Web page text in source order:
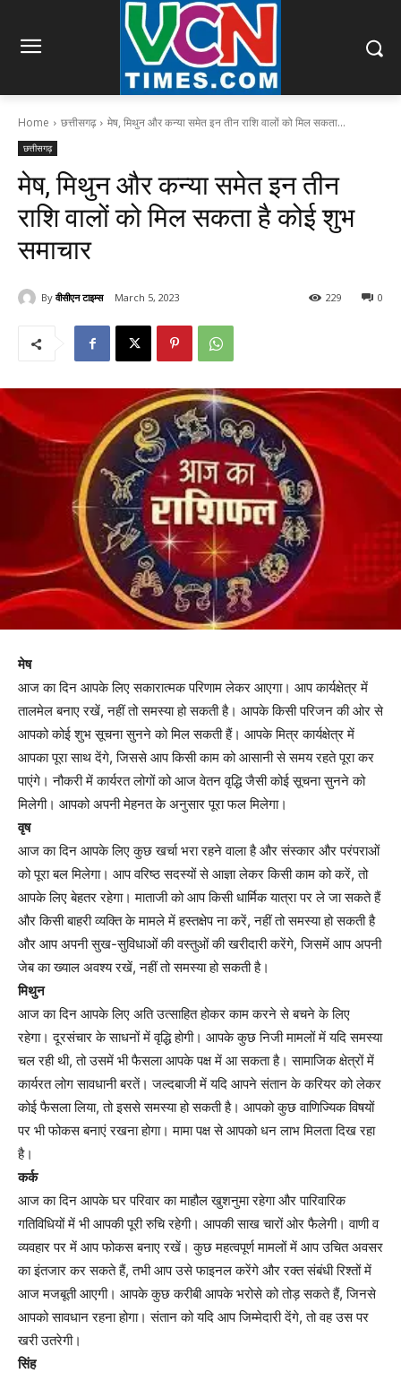
Home छत्तीसगढ़ मेष, मिथुन और कन्या समेत इन तीन राशि वालों को मिल सकता...
छत्तीसगढ़
मेष, मिथुन और कन्या समेत इन तीन
राशि वालों को मिल सकता है कोई शुभ
समाचार
By वीसीएन टाइम्स March 5, 2023 0
229
मेष
आज का दिन आपके लिए सकारात्मक परिणाम लेकर आएगा। आप कार्यक्षेत्र में
तालमेल बनाए रखें, नहीं तो समस्या हो सकती है। आपके किसी परिजन की ओर से
आपको कोई शुभ सूचना सुनने को मिल सकती हैं। आपके मित्र कार्यक्षेत्र में
आपका पूरा साथ देंगे, जिससे आप किसी काम को आसानी से समय रहते पूरा कर
पाएंगे। नौकरी में कार्यरत लोगों को आज वेतन वृद्धि जैसी कोई सूचना सुनने को
मिलेगी। आपको अपनी मेहनत के अनुसार पूरा फल मिलेगा।
वृष
आज का दिन आपके लिए कुछ खर्चा भरा रहने वाला है और संस्कार और परंपराओं
को पूरा बल मिलेगा। आप वरिष्ठ सदस्यों से आज्ञा लेकर किसी काम को करें, तो
आपके लिए बेहतर रहेगा। माताजी को आप किसी धार्मिक यात्रा पर ले जा सकते हैं
और किसी बाहरी व्यक्ति के मामले में हस्तक्षेप ना करें, नहीं तो समस्या हो सकती है
और आप अपनी सुख-सुविधाओं की वस्तुओं की खरीदारी करेंगे, जिसमें आप अपनी
जेब का ख्याल अवश्य रखें, नहीं तो समस्या हो सकती है।
मिथुन
आज का दिन आपके लिए अति उत्साहित होकर काम करने से बचने के लिए
रहेगा। दूरसंचार के साधनों में वृद्धि होगी। आपके कुछ निजी मामलों में यदि समस्या
चल रही थी, तो उसमें भी फैसला आपके पक्ष में आ सकता है। सामाजिक क्षेत्रों में
कार्यरत लोग सावधानी बरतें। जल्दबाजी में यदि आपने संतान के करियर को लेकर
कोई फैसला लिया, तो इससे समस्या हो सकती है। आपको कुछ वाणिज्यिक विषयों
पर भी फोकस बनाएं रखना होगा। मामा पक्ष से आपको धन लाभ मिलता दिख रहा
है।
कर्क
आज का दिन आपके घर परिवार का माहौल खुशनुमा रहेगा और पारिवारिक
गतिविधियों में भी आपकी पूरी रुचि रहेगी। आपकी साख चारों ओर फैलेगी। वाणी व
व्यवहार पर में आप फोकस बनाए रखें। कुछ महत्वपूर्ण मामलों में आप उचित अवसर
का इंतजार कर सकते हैं, तभी आप उसे फाइनल करेंगे और रक्त संबंधी रिश्तों में
आज मजबूती आएगी। आपके कुछ करीबी आपके भरोसे को तोड़ सकते हैं, जिनसे
आपको सावधान रहना होगा। संतान को यदि आप जिम्मेदारी देंगे, तो वह उस पर
खरी उतरेगी।
सिंह